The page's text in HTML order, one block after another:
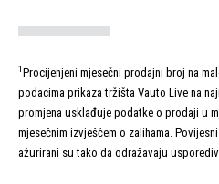
1Procijenjeni mjesečni prodajni broj na
podacima prikaza tržišta Vauto Live na
promjena usklađuje podatke o prodaji u
mjesečnim izvješćem o zalihama.
ažurirani su tako da odražavaju